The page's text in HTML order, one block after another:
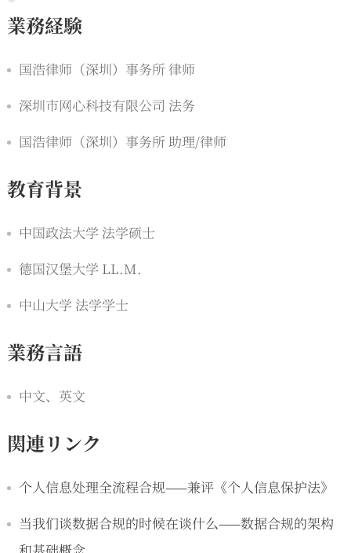
業務経験
国浩律师（深圳）事务所 律师
深圳市网心科技有限公司 法务
国浩律师（深圳）事务所 助理/律师
教育背景
中国政法大学 法学硕士
德国汉堡大学 LL.M.
中山大学 法学学士
業務言語
中文、英文
関連リンク
个人信息处理全流程合规——兼评《个人信息保护法》
当我们谈数据合规的时候在谈什么——数据合规的架构